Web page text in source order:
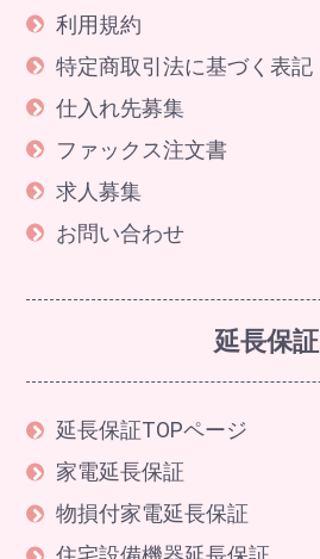
利用規約
特定商取引法に基づく表記
仕入れ先募集
ファックス注文書
求人募集
お問い合わせ
延長保証
延長保証TOPページ
家電延長保証
物損付家電延長保証